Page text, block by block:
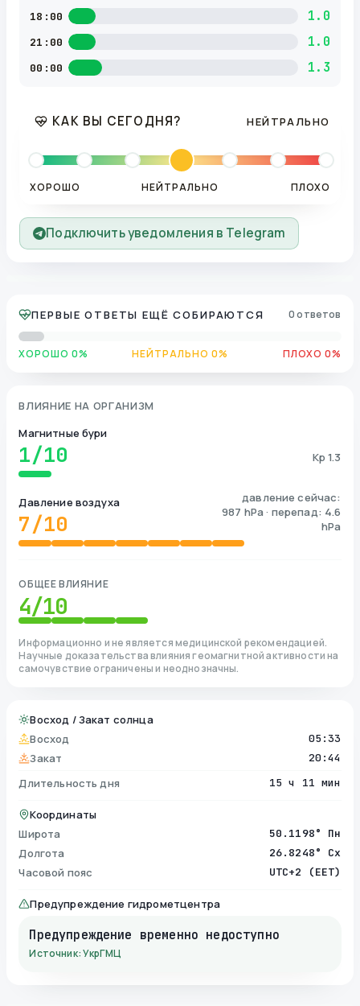
18:00 1.0
21:00 1.0
00:00 1.3
КАК ВЫ СЕГОДНЯ? НЕЙТРАЛЬНО
ХОРОШО НЕЙТРАЛЬНО ПЛОХО
Подключить уведомления в Telegram
ПЕРВЫЕ ОТВЕТЫ ЕЩЁ СОБИРАЮТСЯ 0 ответов
ХОРОШО 0% НЕЙТРАЛЬНО 0% ПЛОХО 0%
ВЛИЯНИЕ НА ОРГАНИЗМ
Магнитные бури
1/10 Kp 1.3
Давление воздуха
7/10
давление сейчас:
987 hPa · перепад: 4.6
hPa
ОБЩЕЕ ВЛИЯНИЕ
4/10
Информационно и не является медицинской рекомендацией.
Научные доказательства влияния геомагнитной активности на
самочувствие ограничены и неоднозначны.
Восход / Закат солнца
Восход
05:33
Закат 20:44
Длительность дня 15 ч 11 мин
Координаты
Широта
50.1198° Пн
Долгота 26.8248° Сх
Часовой пояс UTC+2 (EET)
Предупреждение гидрометцентра
Предупреждение временно недоступно
Источник: УкрГМЦ